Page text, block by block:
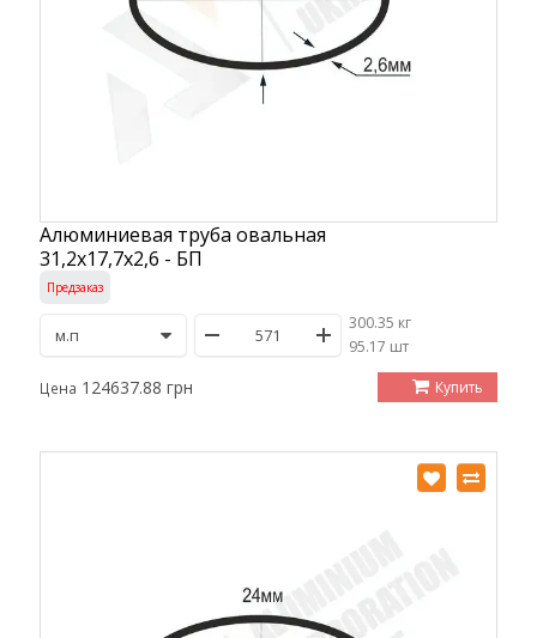
Алюминиевая труба овальная
31,2х17,7х2,6 - БП
Предзаказ
300.35 кг
/95.17 шт
Цена 124637.88 грн Купить